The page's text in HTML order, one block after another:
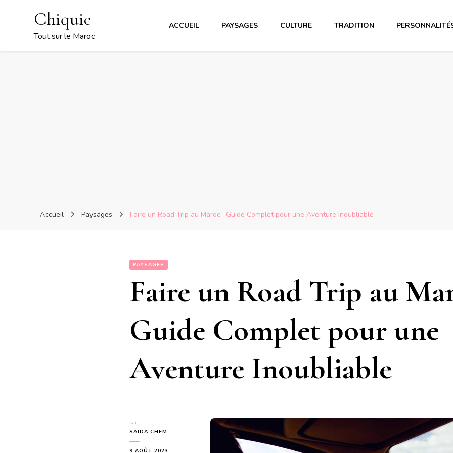
Chiquie
Tout sur le Maroc
ACCUEIL PAYSAGES CULTURE TRADITION
Accueil Paysages Faire un Road Trip au Maroc : Guide Complet pour une Aventure Inoubliable
PAYSAGES
Faire un Road Trip au
Guide Complet pour une
Aventure Inoubliable
par
SAIDA CHEM
9 AOÛT 2023